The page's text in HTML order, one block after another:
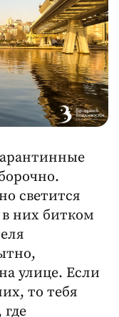
светится
них битком
улице. Если
то тебя